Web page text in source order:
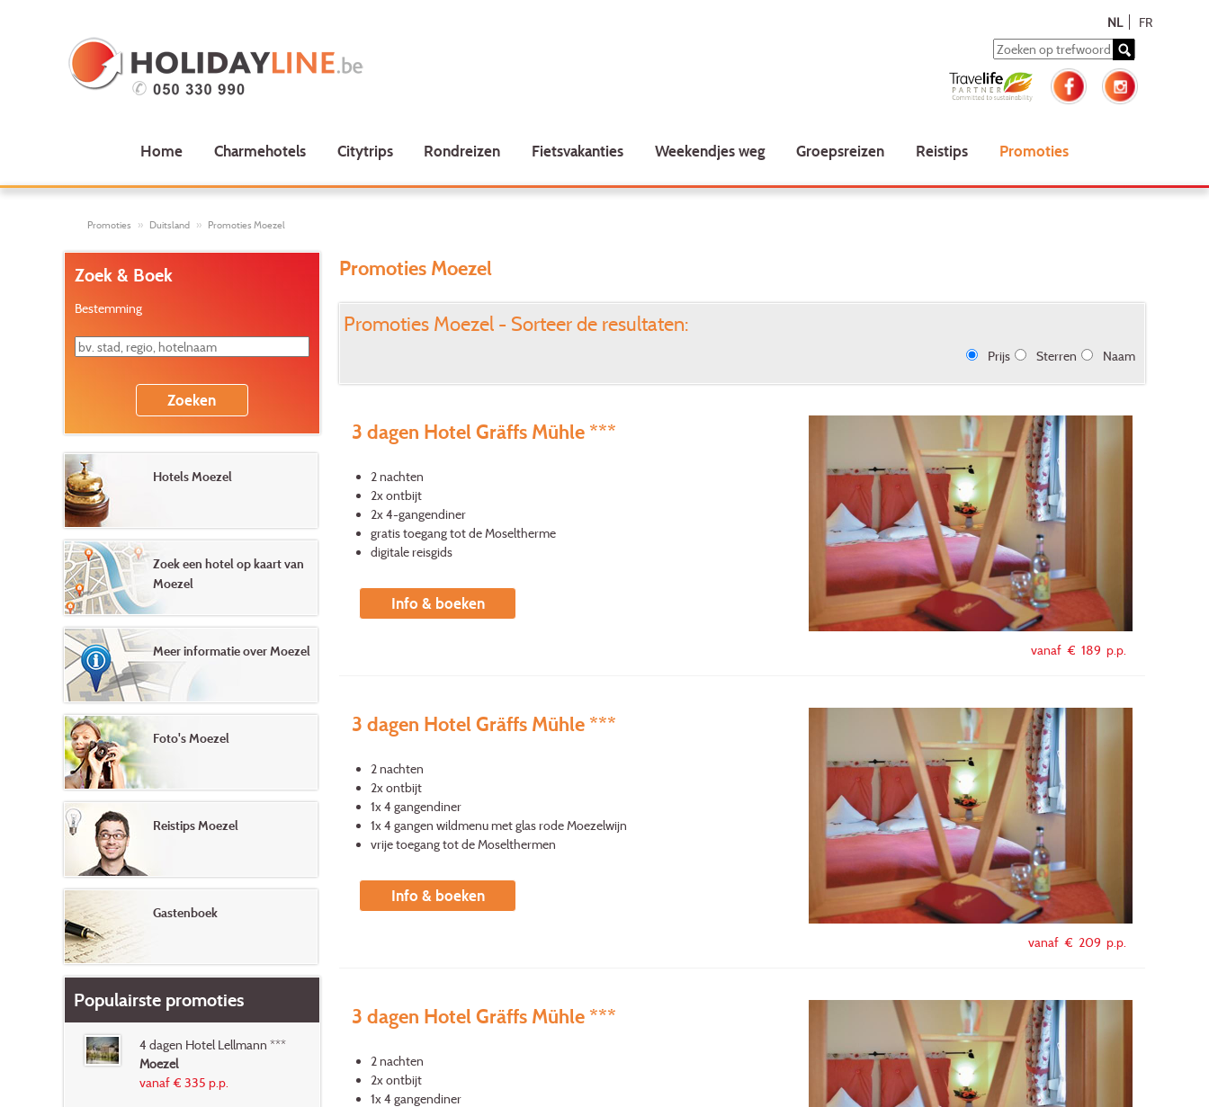
NL FR
Home Charmehotels Citytrips Rondreizen Fietsvakanties Weekendjes weg Groepsreizen Reistips Promoties
Promoties Duitsland Promoties Moezel
Promoties Moezel
Promoties Moezel - Sorteer de resultaten:
Prijs Sterren Naam
vanaf € 189 p.p.
3 dagen Hotel Gräffs Mühle ***
2 nachten
2x ontbijt
2x 4-gangendiner
gratis toegang tot de Moseltherme
digitale reisgids
Info & boeken
vanaf € 209 p.p.
3 dagen Hotel Gräffs Mühle ***
2 nachten
2x ontbijt
1x 4 gangendiner
1x 4 gangen wildmenu met glas rode Moezelwijn
vrije toegang tot de Moselthermen
Info & boeken
3 dagen Hotel Gräffs Mühle ***
2 nachten
2x ontbijt
1x 4 gangendiner
Zoek & Boek
Bestemming
Hotels Moezel
Zoek een hotel op kaart van
Moezel
Meer informatie over Moezel
Foto's Moezel
Reistips Moezel
Gastenboek
Populairste promoties
4 dagen Hotel Lellmann ***
Moezel
vanaf € 335 p.p.